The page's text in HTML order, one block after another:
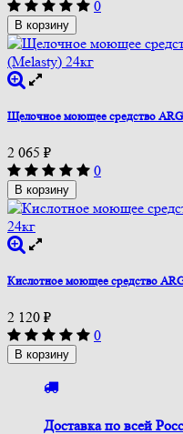
0
В корзину
Щелочное моющее средство
2 065 ₽
0
В корзину
Кислотное моющее средство
2 120 ₽
0
В корзину
Доставка по всей